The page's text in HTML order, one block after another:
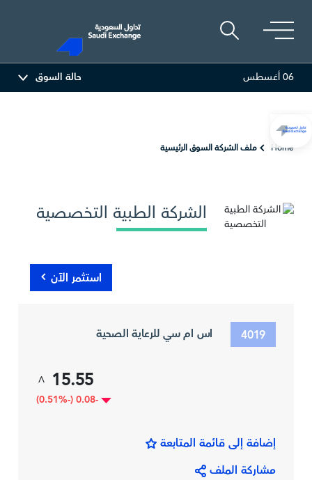
82.50
06 أغسطس حالة السوق
Home ملف الشركة السوق الرئيسية
الشركة الطبية التخصصية
استثمر الآن
4019 اس ام سي للرعاية الصحية
15.55
^
-0.08 (-0.51%)
إضافة إلى قائمة المتابعة
مشاركة الملف